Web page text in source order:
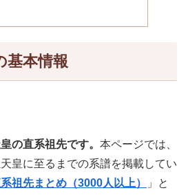
基本情報
の直系祖先です。 本ページでは、
皇に至るまでの系譜を掲載してい
祖先まとめ（3000人以上）
」と